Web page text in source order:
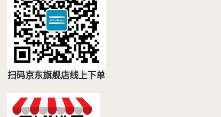
扫码京东旗舰店线上下单